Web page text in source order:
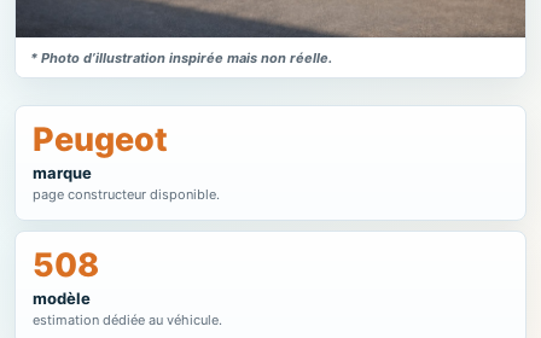
* Photo d’illustration inspirée mais non réelle.
Peugeot
marque
page constructeur disponible.
508
modèle
estimation dédiée au véhicule.